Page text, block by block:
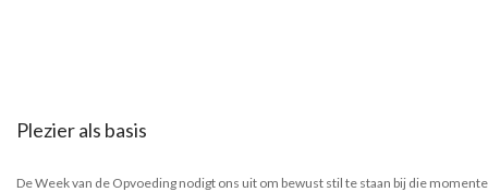
Plezier als basis
De Week van de Opvoeding nodigt ons uit om bewust stil te staan bij die